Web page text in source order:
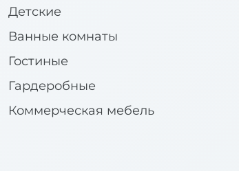
Детские
Ванные комнаты
Гостиные
Гардеробные
Коммерческая мебель